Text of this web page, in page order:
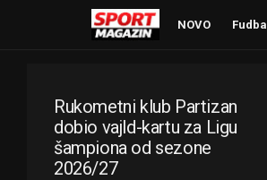
NOVO Fudbal
Rukometni klub Partizan
dobio vajld-kartu za Ligu
šampiona od sezone
2026/27